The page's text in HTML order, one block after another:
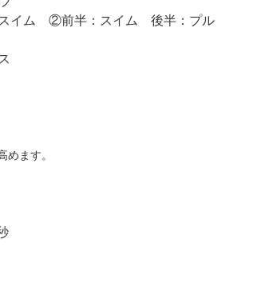
②前半：スイム 後半：プル
ます。